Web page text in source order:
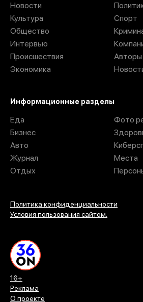
16+
Реклама
О проекте
Новости
Культура
Общество
Интервью
Происшествия
Экономика
Спорт
Авторы
Информационные разделы
Еда
Бизнес
Авто
Журнал
Отдых
Фото
Места
Политика конфиденциальности
Условия пользования сайтом.